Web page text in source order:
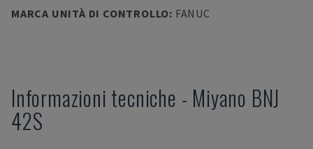
MARCA UNITÀ DI CONTROLLO: FANUC
Informazioni tecniche - Miyano BNJ
42S